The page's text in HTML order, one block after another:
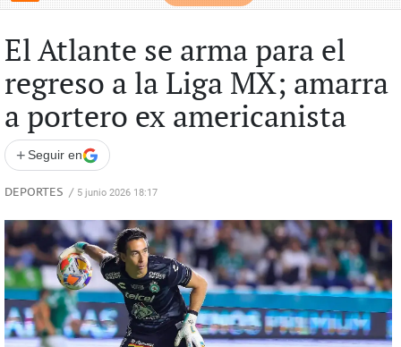
El Atlante se arma para el
regreso a la Liga MX; amarra
a portero ex americanista
+ Seguir en
DEPORTES / 5 junio 2026 18:17